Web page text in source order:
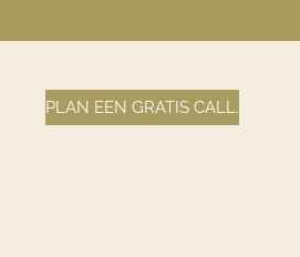
PLAN EEN GRATIS CALL.